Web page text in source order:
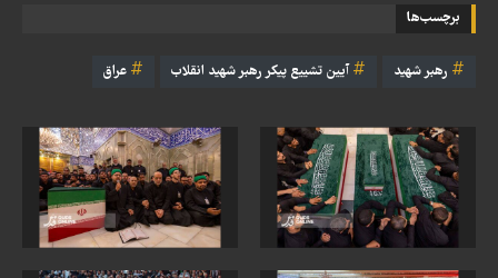
برچسب‌ها
رهبر شهید آیین تشییع پیکر رهبر شهید انقلاب عراق